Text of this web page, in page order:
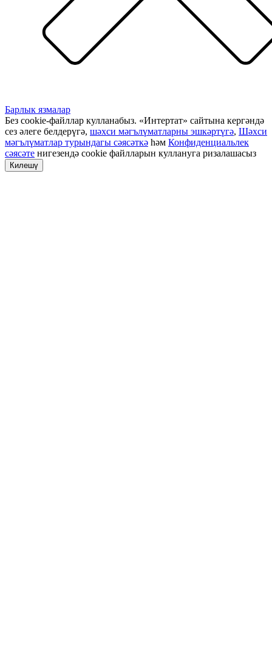
Барлык язмалар
Без cookie-файллар кулланабыз. «Интертат» сайтына кергәндә
сез әлеге белдерүгә, шәхси мәгълүматларны эшкәртүгә, Шәхси
мәгълүматлар турындагы сәясәткә һәм Конфиденциальлек
сәясәте нигезендә cookie файлларын куллануга ризалашасыз
Килешү